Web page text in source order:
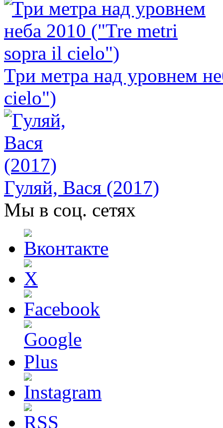
Три метра над уровнем
cielo")
Гуляй, Вася (2017)
Мы в соц. сетях